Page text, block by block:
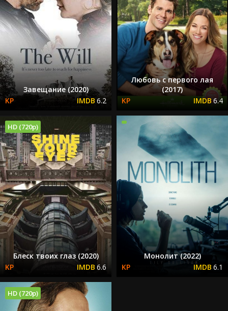
Завещание (2020)
6.2
Любовь с первого лая
(2017)
6.4
HD (720p)
Блеск твоих глаз (2020)
6.6
Монолит (2022)
6.1
HD (720p)